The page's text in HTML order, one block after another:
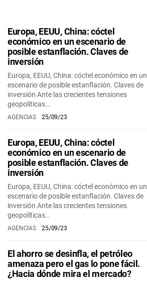
Europa, EEUU, China: cóctel
económico en un escenario de
posible estanflación. Claves de
inversión
Europa, EEUU, China: cóctel económico en un
escenario de posible estanflación. Claves de
inversión Ante las crecientes tensiones
geopolíticas…
AGENCIAS 25/09/23
Europa, EEUU, China: cóctel
económico en un escenario de
posible estanflación. Claves de
inversión
Europa, EEUU, China: cóctel económico en un
escenario de posible estanflación. Claves de
inversión Ante las crecientes tensiones
geopolíticas…
AGENCIAS 25/09/23
El ahorro se desinfla, el petróleo
amenaza pero el gas lo pone fácil.
¿Hacia dónde mira el mercado?